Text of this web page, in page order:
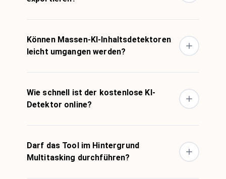
Können Massen-KI-Inhaltsdetektoren
leicht umgangen werden?
Wie schnell ist der kostenlose KI-
Detektor online?
Darf das Tool im Hintergrund
Multitasking durchführen?